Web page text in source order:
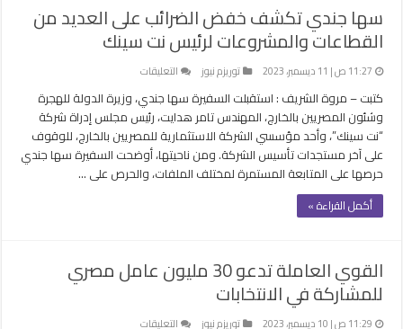
سها جندي تكشف خفض الضرائب على العديد من
القطاعات والمشروعات لرئيس نت سينك
11:27 ص | 11 ديسمبر، 2023 توريزم نيوز التعليقات
جندي
تكشف
خفض
الضرائب
على
لرئيس
كتبت – مروة الشريف : استقبلت السفيرة سها جندي، وزيرة الدولة للهجرة
وشئون المصريين بالخارج، المهندس تامر هدايت، رئيس مجلس إدراة شركة
“نت سينك”، وأحد مؤسسي الشركة الاستثمارية للمصريين بالخارج، للوقوف
على آخر مستجدات تأسيس الشركة. ومن ناحيتها، أوضحت السفيرة سها جندي
حرصها على المتابعة المستمرة لمختلف الملفات، والحرص على …
أكمل القراءة »
القوي العاملة تدعو 30 مليون عامل مصري
للمشاركة في الانتخابات
11:29 ص | 10 ديسمبر، 2023 توريزم نيوز التعليقات